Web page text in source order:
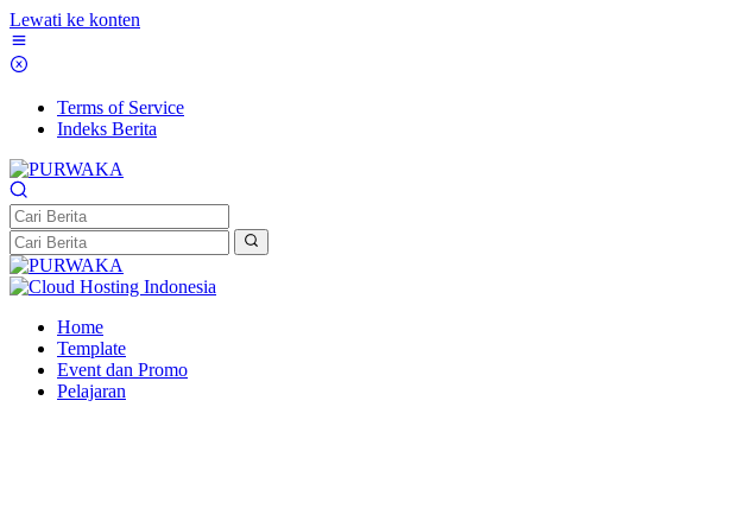
Lewati ke konten
Terms of Service
Indeks Berita
Home
Template
Event dan Promo
Pelajaran